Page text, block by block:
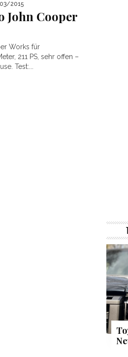
2015
John Cooper
Works für
211 PS, sehr offen –
Test:...